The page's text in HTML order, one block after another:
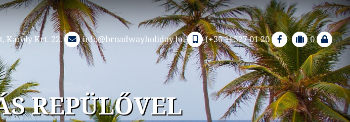
Károly Krt. 22. info@broadwayholiday.hu (+36 1) 327 01 20 0
REPÜLŐVEL